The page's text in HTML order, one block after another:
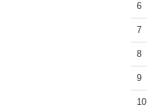
6
7
8
9
10